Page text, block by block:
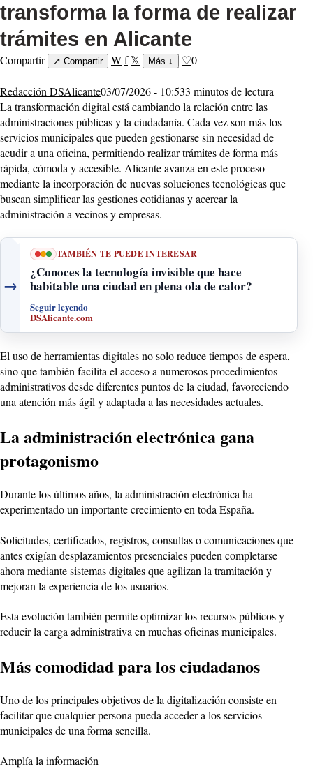
transforma la forma de realizar
trámites en Alicante
Compartir ↗ Compartir Wf 𝕏 Más ↓ ♡0
Redacción DSAlicante03/07/2026 - 10:533 minutos de lectura
La transformación digital está cambiando la relación entre las
administraciones públicas y la ciudadanía. Cada vez son más los
servicios municipales que pueden gestionarse sin necesidad de
acudir a una oficina, permitiendo realizar trámites de forma más
rápida, cómoda y accesible. Alicante avanza en este proceso
mediante la incorporación de nuevas soluciones tecnológicas que
buscan simplificar las gestiones cotidianas y acercar la
administración a vecinos y empresas.
→
TAMBIÉN TE PUEDE INTERESAR
¿Conoces la tecnología invisible que hace
habitable una ciudad en plena ola de calor?
Seguir leyendo
DSAlicante.com
El uso de herramientas digitales no solo reduce tiempos de espera,
sino que también facilita el acceso a numerosos procedimientos
administrativos desde diferentes puntos de la ciudad, favoreciendo
una atención más ágil y adaptada a las necesidades actuales.
La administración electrónica gana
protagonismo
Durante los últimos años, la administración electrónica ha
experimentado un importante crecimiento en toda España.
Solicitudes, certificados, registros, consultas o comunicaciones que
antes exigían desplazamientos presenciales pueden completarse
ahora mediante sistemas digitales que agilizan la tramitación y
mejoran la experiencia de los usuarios.
Esta evolución también permite optimizar los recursos públicos y
reducir la carga administrativa en muchas oficinas municipales.
Más comodidad para los ciudadanos
Uno de los principales objetivos de la digitalización consiste en
facilitar que cualquier persona pueda acceder a los servicios
municipales de una forma sencilla.
Amplía la información